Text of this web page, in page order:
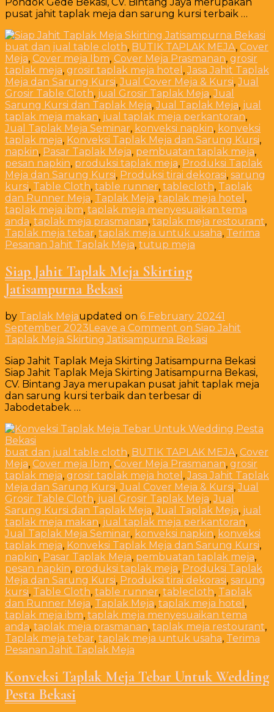
pusat jahit taplak meja dan sarung kursi terbaik …
buat dan jual table cloth, BUTIK TAPLAK MEJA, Cover
Meja, Cover meja Ibm, Cover Meja Prasmanan, grosir
taplak meja, grosir taplak meja hotel ,Jasa Jahit Taplak
Meja dan Sarung Kursi,Jual Cover Meja & Kursi,Jual
Grosir Table Cloth, jual Grosir Taplak Meja,Jual
Sarung Kursi dan Taplak Meja,Jual Taplak Meja, jual
taplak meja makan, jual taplak meja perkantoran,
Jual Taplak Meja Seminar, konveksi napkin, konveksi
taplak meja, Konveksi Taplak Meja dan Sarung Kursi,
napkin, Pasar Taplak Meja, pembuatan taplak meja,
pesan napkin, produksi taplak meja, Produksi Taplak
Meja dan Sarung Kursi, Produksi tirai dekorasi, sarung
kursi, Table Cloth, table runner, tablecloth, Taplak
dan Runner Meja, Taplak Meja, taplak meja hotel ,
taplak meja ibm, taplak meja menyesuaikan tema
anda, taplak meja prasmanan, taplak meja restourant,
Taplak meja tebar, taplak meja untuk usaha, Terima
Pesanan Jahit Taplak Meja, tutup meja
Siap Jahit Taplak Meja Skirting
Jatisampurna Bekasi
by Taplak Mejaupdated on 6 February 20241
September 2023Leave a Comment on Siap Jahit
Taplak Meja Skirting Jatisampurna Bekasi
Siap Jahit Taplak Meja Skirting Jatisampurna Bekasi
Siap Jahit Taplak Meja Skirting Jatisampurna Bekasi,
CV. Bintang Jaya merupakan pusat jahit taplak meja
dan sarung kursi terbaik dan terbesar di
Jabodetabek. …
buat dan jual table cloth, BUTIK TAPLAK MEJA, Cover
Meja, Cover meja Ibm, Cover Meja Prasmanan, grosir
taplak meja, grosir taplak meja hotel ,Jasa Jahit Taplak
Meja dan Sarung Kursi,Jual Cover Meja & Kursi,Jual
Grosir Table Cloth, jual Grosir Taplak Meja,Jual
Sarung Kursi dan Taplak Meja,Jual Taplak Meja, jual
taplak meja makan, jual taplak meja perkantoran,
Jual Taplak Meja Seminar, konveksi napkin, konveksi
taplak meja, Konveksi Taplak Meja dan Sarung Kursi,
napkin, Pasar Taplak Meja, pembuatan taplak meja,
pesan napkin, produksi taplak meja, Produksi Taplak
Meja dan Sarung Kursi, Produksi tirai dekorasi, sarung
kursi, Table Cloth, table runner, tablecloth, Taplak
dan Runner Meja, Taplak Meja, taplak meja hotel ,
taplak meja ibm, taplak meja menyesuaikan tema
anda, taplak meja prasmanan, taplak meja restourant,
Taplak meja tebar, taplak meja untuk usaha, Terima
Pesanan Jahit Taplak Meja
Konveksi Taplak Meja Tebar Untuk Wedding
Pesta Bekasi